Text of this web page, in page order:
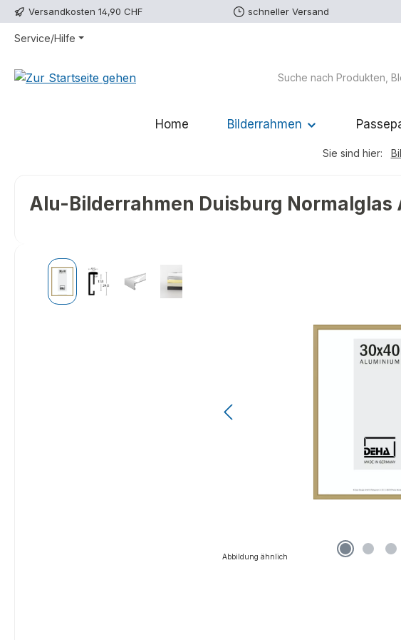
Hauptinhalt springen
Zur Suche springen
Zur Hauptnavigation springen
Versandkosten 14,90 CHF schneller Versand
Service/Hilfe
Home Bilderrahmen
Sie sind hier:
Alu-Bilderrahmen Duisburg Normalglas
Bildergalerie überspringen
Abbildung ähnlich